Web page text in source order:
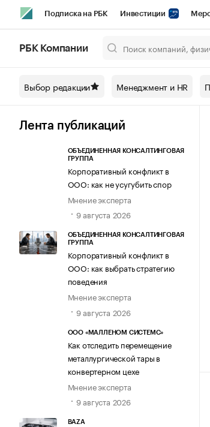
Подписка на РБК Инвестиции
Спецпроекты СПб Конференции СПб
Технологии и медиа Рынок
РБК Компании
Выбор редакции Менеджмент и HR
Лента публикаций
ОБЪЕДИНЕННАЯ КОНСАЛТИНГОВАЯ
ГРУППА
Корпоративный конфликт в
ООО: как не усугубить спор
Мнение эксперта
9 августа 2026
ОБЪЕДИНЕННАЯ КОНСАЛТИНГОВАЯ
ГРУППА
Корпоративный конфликт в
ООО: как выбрать стратегию
поведения
Мнение эксперта
9 августа 2026
ООО «МАЛЛЕНОМ СИСТЕМС»
Как отследить перемещение
металлургической тары в
конвертерном цехе
Мнение эксперта
9 августа 2026
BAZA